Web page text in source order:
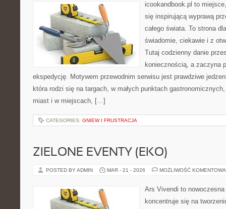
icookandbook.pl to
się inspirującą wyprawą
całego świata. To strona
świadomie, ciekawie i z
Tutaj codzienny danie
koniecznością, a zaczyna
ekspedycję. Motywem przewodnim serwisu jest prawdziwe
która rodzi się na targach, w małych punktach
miast i w miejscach, […]
CATEGORIES: GNIEW I FRUSTRACJA
ZIELONE EVENTY (EKO)
POSTED BY ADMIN MAR - 21 - 2026 MOŻLIWOŚĆ
Ars Vivendi to
koncentruje się na